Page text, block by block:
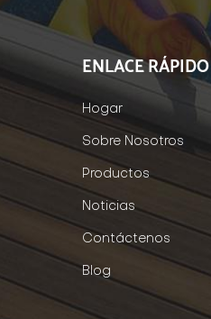
ENLACE RÁPIDO
Hogar
Sobre Nosotros
Productos
Noticias
Contáctenos
Blog